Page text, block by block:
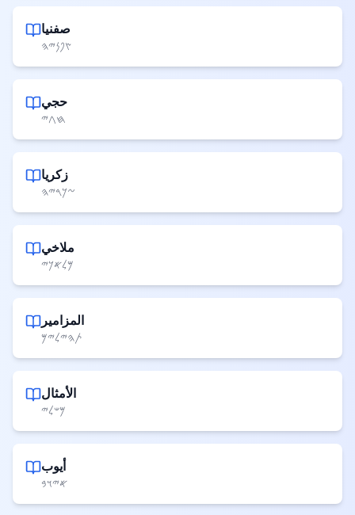
صفنيا
𐤑𐤐𐤍𐤉𐤄
حجي
𐤇𐤂𐤉
زكريا
𐤆𐤊𐤓𐤉𐤄
ملاخي
𐤌𐤋𐤀𐤊𐤉
المزامير
𐤕𐤄𐤉𐤋𐤉𐤌
الأمثال
𐤌𐤔𐤋𐤉
أيوب
𐤀𐤉𐤅𐤁